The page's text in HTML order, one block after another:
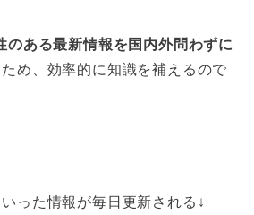
のある最新情報を国内外問わずに
ため、効率的に知識を補えるので
った情報が毎日更新される↓